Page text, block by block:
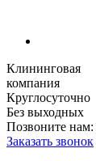
Клининговая
компания
Круглосуточно
Без выходных
Позвоните нам:
Заказать звонок